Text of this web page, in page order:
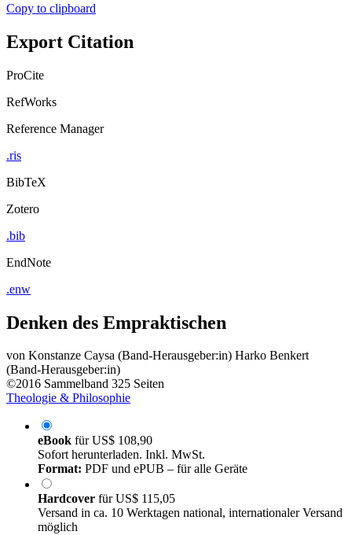
Copy to clipboard
Export Citation
ProCite
RefWorks
Reference Manager
.ris
BibTeX
Zotero
.bib
EndNote
.enw
Denken des Empraktischen
von Konstanze Caysa (Band-Herausgeber:in) Harko Benkert
(Band-Herausgeber:in)
©2016 Sammelband 325 Seiten
Theologie & Philosophie
eBook fürUS$ 108,90
Sofort herunterladen. Inkl. MwSt.
Format: PDF und ePUB – für alle Geräte
Hardcover fürUS$ 115,05
Versand in ca. 10 Werktagen national, internationaler Versand
möglich